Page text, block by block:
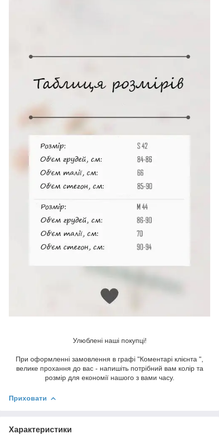
Улюблені наші покупці!
При оформленні замовлення в графі "Коментарі клієнта ",
велике прохання до вас - напишіть потрібний вам колір та
розмір для економії нашого з вами часу.
Приховати
Характеристики